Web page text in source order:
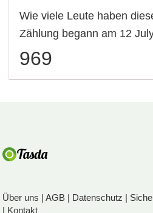
Wie viele Leute haben
Zählung begann am 12
969
Über uns |AGB | Datenschutz |
| Kontakt